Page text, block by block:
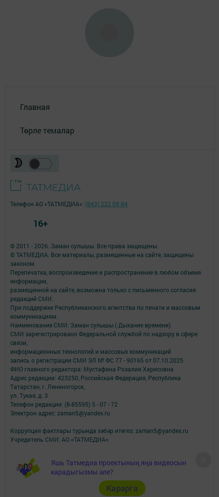
Главная
Төрле темалар
Яшь Татмедиа проектының яңа видеосын
карадыгызмы әле?
Карарга
© 2011 - 2026. Заман сулышы. Все права защищены.
© ТАТМЕДИА. Все материалы, размещенные на сайте, защищены
законом.
Перепечатка, воспроизведение и распространение в любом объеме
информации,
размещенной на сайте, возможна только с письменного согласия
редакций СМИ.
При поддержке Республиканского агентства по печати и массовым
коммуникациям.
Наименование СМИ: Заман сулышы ( Дыхание времени)
СМИ зарегистрировано Федеральной службой по надзору в сфере
связи,
информационных технологий и массовых коммуникаций
запись о регистрации СМИ ЭЛ № ФС 77 - 90165 от 07.10.2025
ФИО главного редактора: Мустафина Розалия Харисовна
Адрес редакции: 423250, Российская Федерация, Республика
Татарстан, г. Лениногорск,
ул. Тукая, д. 3
Телефон редакции: (8-85595) 5 - 07 - 72
Электрон адрес: zaman5@yandex.ru
Коррупция фактлары турында хәбәр итегез: zaman5@yandex.ru
Учредитель СМИ: АО «ТАТМЕДИА»
Антикоррупционная политика
АО «ТАТМЕДИА» использует «cookie»для персонализации сервисов и
удобства пользователей сайтом.
Использование «cookie» можно отменить в настройках браузера.
Политика конфиденциальности
Телефон АО «ТАТМЕДИА»: (843) 222 09 84
16+